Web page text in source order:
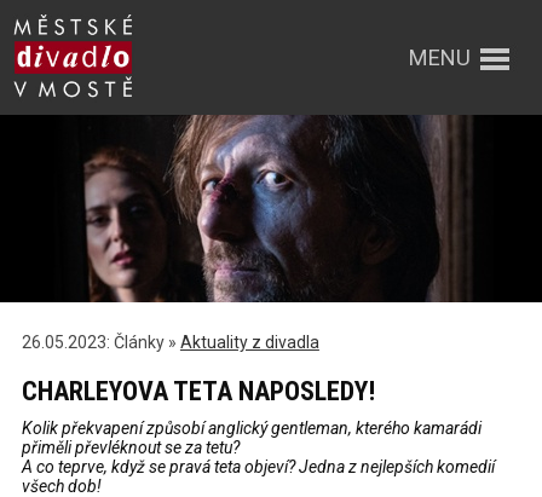
MENU
26.05.2023: Články » Aktuality z divadla
CHARLEYOVA TETA NAPOSLEDY!
Kolik překvapení způsobí anglický gentleman, kterého kamarádi
přiměli převléknout se za tetu?
A co teprve, když se pravá teta objeví? Jedna z nejlepších komedií
všech dob!